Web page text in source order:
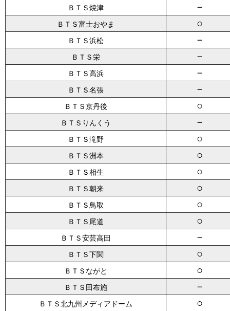
ＢＴＳ焼津 －
ＢＴＳ富士おやま ○
ＢＴＳ浜松 －
ＢＴＳ栄 －
ＢＴＳ高浜 －
ＢＴＳ名張 －
ＢＴＳ京丹後 ○
ＢＴＳりんくう －
ＢＴＳ滝野 ○
ＢＴＳ洲本 ○
ＢＴＳ相生 ○
ＢＴＳ朝来 ○
ＢＴＳ鳥取 ○
ＢＴＳ尾道 ○
ＢＴＳ安芸高田 －
ＢＴＳ下関 ○
ＢＴＳながと ○
ＢＴＳ田布施 －
ＢＴＳ北九州メディアドーム ○